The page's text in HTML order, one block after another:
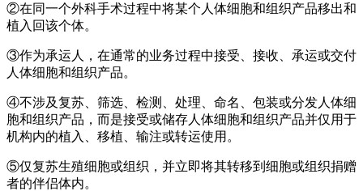
②在同一个外科手术过程中将某个人体细胞和组织产品移出和
植入回该个体。
③作为承运人，在通常的业务过程中接受、接收、承运或交付
人体细胞和组织产品。
④不涉及复苏、筛选、检测、处理、命名、包装或分发人体细
胞和组织产品，而是接受或储存人体细胞和组织产品并仅用于
机构内的植入、移植、输注或转运使用。
⑤仅复苏生殖细胞或组织，并立即将其转移到细胞或组织捐赠
者的伴侣体内。